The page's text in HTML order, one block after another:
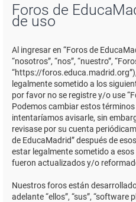
Foros de
de uso
Al ingresar en “Foros de
“nosotros”, “nos”, “nuestro”,
“https://
legalmente sometido a los
por favor no se registre y/o use
Podemos cambiar estos
intentaríamos avisarle, sin
revisase por su cuenta
de EducaMadrid” después de
estar legalmente sometido a
fueron actualizados y/o
Nuestros foros están
adelante “ellos”, “sus”, “software